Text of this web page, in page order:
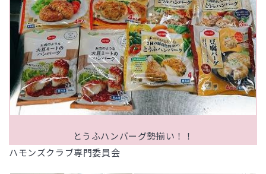
とうふハンバーグ勢揃い！！
ハモンズクラブ専門委員会